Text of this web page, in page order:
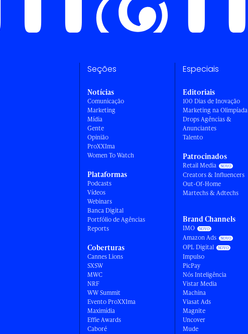
Seções
Notícias
Comunicação
Marketing
Mídia
Gente
Opinião
ProXXIma
Women To Watch
Plataformas
Podcasts
Vídeos
Webinars
Banca Digital
Portfólio de Agências
Reports
Coberturas
Cannes Lions
SXSW
MWC
NRF
WW Summit
Evento ProXXIma
Maximídia
Effie Awards
Caboré
Especiais
Editoriais
100 Dias de Inovação
Marketing na Olimpíada
Drops Agências &
Anunciantes
Talento
Patrocinados
Retail Media
Creators & Influencers
Out-Of-Home
Martechs & Adtechs
Brand Channels
IMO
Amazon Ads
OPL Digital
Impulso
PicPay
Nós Inteligência
Vistar Media
Machina
Viasat Ads
Magnite
Uncover
Mude